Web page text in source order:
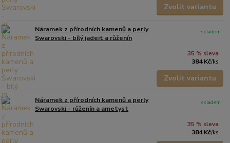
Zvolit variantu
Náramek z přírodních kamenů a perly
Swarovski - bílý jadeit a růženín
35 % sleva
384 Kč/ks
skladem
Zvolit variantu
Náramek z přírodních kamenů a perly
Swarovski - růženín a ametyst
35 % sleva
384 Kč/ks
skladem